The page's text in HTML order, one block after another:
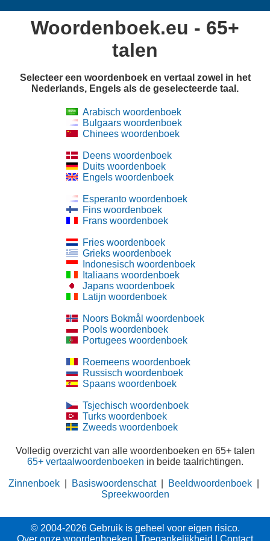
Woordenboek.eu - 65+
talen
Selecteer een woordenboek en vertaal zowel in het
Nederlands, Engels als de geselecteerde taal.
Arabisch woordenboek
Bulgaars woordenboek
Chinees woordenboek
Deens woordenboek
Duits woordenboek
Engels woordenboek
Esperanto woordenboek
Fins woordenboek
Frans woordenboek
Fries woordenboek
Grieks woordenboek
Indonesisch woordenboek
Italiaans woordenboek
Japans woordenboek
Latijn woordenboek
Noors Bokmål woordenboek
Pools woordenboek
Portugees woordenboek
Roemeens woordenboek
Russisch woordenboek
Spaans woordenboek
Tsjechisch woordenboek
Turks woordenboek
Zweeds woordenboek
Volledig overzicht van alle woordenboeken en 65+ talen
65+ vertaalwoordenboeken in beide taalrichtingen.
Zinnenboek Basiswoordenschat| Beeldwoordenboek
Spreekwoorden
© 2004-2026 Gebruik is geheel voor eigen risico.
Over onze woordenboeken
Toegankelijkheid Contact